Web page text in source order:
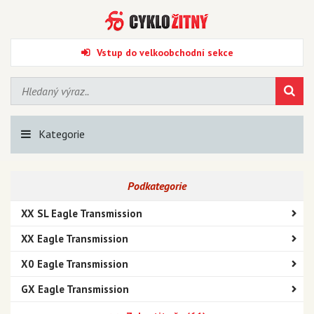
Vstup do velkoobchodní sekce
Kategorie
Podkategorie
XX SL Eagle Transmission
XX Eagle Transmission
X0 Eagle Transmission
GX Eagle Transmission